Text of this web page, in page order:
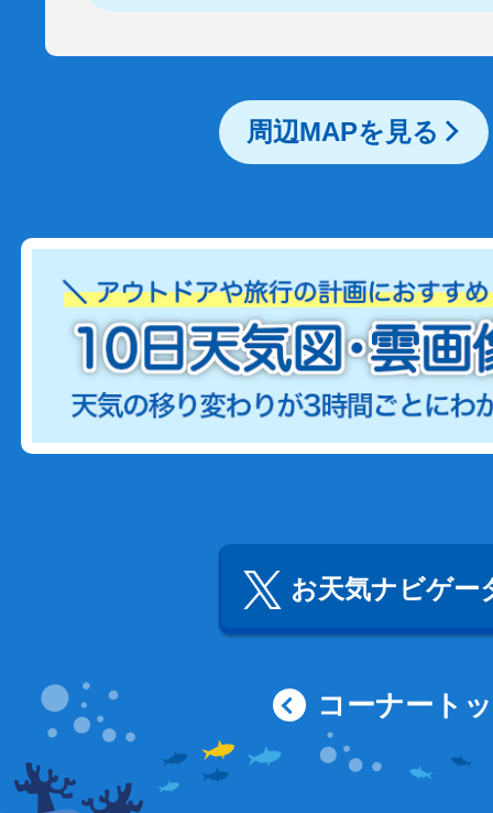
周辺MAPを見る
お天気ナビゲー
コーナート